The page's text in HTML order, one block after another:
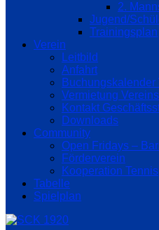
2.
Jugend/
Trainingsplan
Verein
Leitbild
Anfahrt
Buchungskalender
Vermietung
Kontakt
Downloads
Community
Open Fridays –
Förderverein
Kooperation Tennis
Tabelle
Spielplan